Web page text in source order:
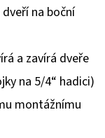
na boční
a zavírá dveře
na 5/4“ hadici)
montážnímu